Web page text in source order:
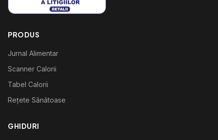
PRODUS
Jurnal Alimentar
Scanner Calorii
Tabel Calorii
Rețete Sănătoase
GHIDURI